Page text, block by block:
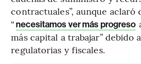
contractuales”, aunque aclaró
“necesitamos ver más progreso
más capital a trabajar” debido
regulatorias y fiscales.